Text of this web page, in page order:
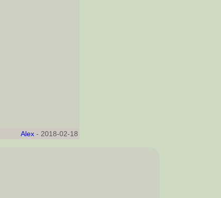
Alex - 2018-02-18